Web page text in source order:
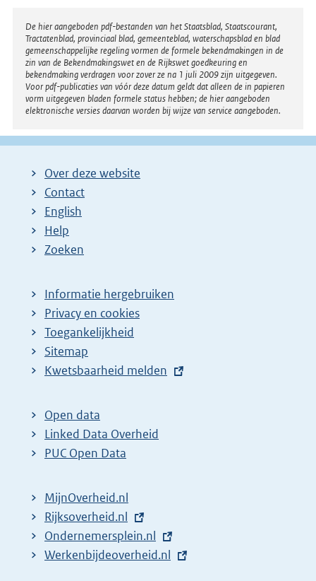
Disclaimer
De hier aangeboden pdf-bestanden van het Staatsblad, Staatscourant,
Tractatenblad, provinciaal blad, gemeenteblad, waterschapsblad en blad
gemeenschappelijke regeling vormen de formele bekendmakingen in de
zin van de Bekendmakingswet en de Rijkswet goedkeuring en
bekendmaking verdragen voor zover ze na 1 juli 2009 zijn uitgegeven.
Voor pdf-publicaties van vóór deze datum geldt dat alleen de in papieren
vorm uitgegeven bladen formele status hebben; de hier aangeboden
elektronische versies daarvan worden bij wijze van service aangeboden.
Over deze website
Contact
English
Help
Zoeken
Informatie hergebruiken
Privacy en cookies
Toegankelijkheid
Sitemap
E
t
e
r
l
i
n
k
Kwetsbaarheid melden
Open data
Linked Data Overheid
PUC Open Data
MijnOverheid.nl
E
x
t
Rijksoverheid.nl
E
x
Ondernemersplein.nl
E
Werkenbijdeoverheid.nl